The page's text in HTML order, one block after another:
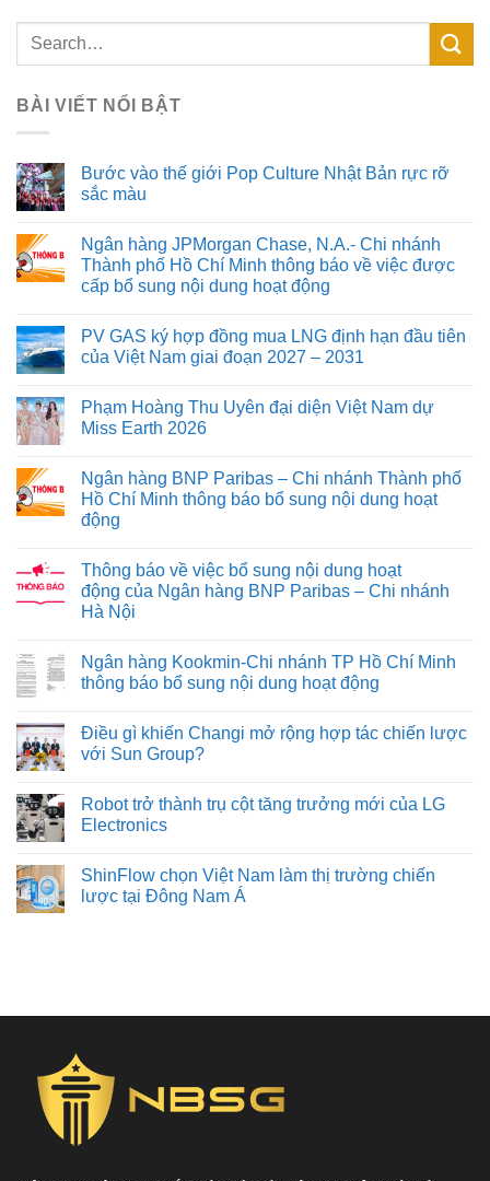
BÀI VIẾT NỔI BẬT
Bước vào thế giới Pop Culture Nhật Bản rực rỡ
sắc màu
Ngân hàng JPMorgan Chase, N.A.- Chi nhánh
Thành phố Hồ Chí Minh thông báo về việc được
cấp bổ sung nội dung hoạt động
PV GAS ký hợp đồng mua LNG định hạn đầu tiên
của Việt Nam giai đoạn 2027 – 2031
Phạm Hoàng Thu Uyên đại diện Việt Nam dự
Miss Earth 2026
Ngân hàng BNP Paribas – Chi nhánh Thành phố
Hồ Chí Minh thông báo bổ sung nội dung hoạt
động
Thông báo về việc bổ sung nội dung hoạt
động của Ngân hàng BNP Paribas – Chi nhánh
Hà Nội
Ngân hàng Kookmin-Chi nhánh TP Hồ Chí Minh
thông báo bổ sung nội dung hoạt động
Điều gì khiến Changi mở rộng hợp tác chiến lược
với Sun Group?
Robot trở thành trụ cột tăng trưởng mới của LG
Electronics
ShinFlow chọn Việt Nam làm thị trường chiến
lược tại Đông Nam Á